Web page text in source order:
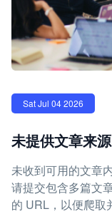
Sat Jul 04 2026
未提供文章来源
未收到可用的文章
请提交包含多篇文
的 URL，以便爬取